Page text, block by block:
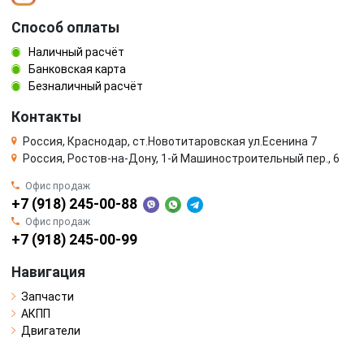
Способ оплаты
Наличный расчёт
Банковская карта
Безналичный расчёт
Контакты
Россия, Краснодар, ст.Новотитаровская ул.Есенина 7
Россия, Ростов-на-Дону, 1-й Машиностроительный пер., 6
Офис продаж
+7 (918) 245-00-88
Офис продаж
+7 (918) 245-00-99
Навигация
Запчасти
АКПП
Двигатели